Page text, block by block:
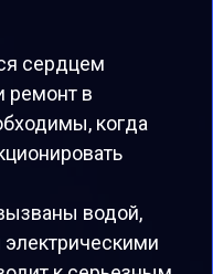
сердцем
ремонт в
когда
водой,